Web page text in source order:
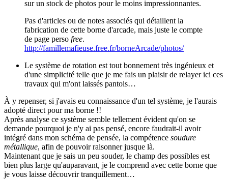
sur un stock de photos pour le moins impressionnantes.
Pas d'articles ou de notes associés qui détaillent la
fabrication de cette borne d'arcade, mais juste le compte
de page perso free.
http://famillemafieuse.free.fr/borneArcade/photos/
Le système de rotation est tout bonnement très ingénieux et
d'une simplicité telle que je me fais un plaisir de relayer ici ces
travaux qui m'ont laissés pantois…
À y repenser, si j'avais eu connaissance d'un tel système, je l'aurais
adopté direct pour ma borne !!
Après analyse ce système semble tellement évident qu'on se
demande pourquoi je n'y ai pas pensé, encore faudrait-il avoir
intégré dans mon schéma de pensée, la compétence soudure
métallique, afin de pouvoir raisonner jusque là.
Maintenant que je sais un peu souder, le champ des possibles est
bien plus large qu'auparavant, je le comprend avec cette borne que
je vous laisse découvrir tranquillement…